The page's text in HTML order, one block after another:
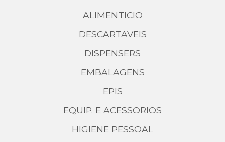
ALIMENTICIO
DESCARTAVEIS
DISPENSERS
EMBALAGENS
EPIS
EQUIP. E ACESSORIOS
HIGIENE PESSOAL